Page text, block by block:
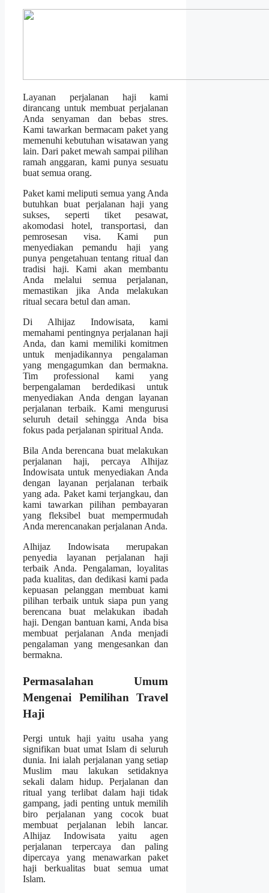
Layanan perjalanan haji kami
dirancang untuk membuat perjalanan
Anda senyaman dan bebas stres.
Kami tawarkan bermacam paket yang
memenuhi kebutuhan wisatawan yang
lain. Dari paket mewah sampai pilihan
ramah anggaran, kami punya sesuatu
buat semua orang.
Paket kami meliputi semua yang Anda
butuhkan buat perjalanan haji yang
sukses, seperti tiket pesawat,
akomodasi hotel, transportasi, dan
pemrosesan visa. Kami pun
menyediakan pemandu haji yang
punya pengetahuan tentang ritual dan
tradisi haji. Kami akan membantu
Anda melalui semua perjalanan,
memastikan jika Anda melakukan
ritual secara betul dan aman.
Di Alhijaz Indowisata, kami
memahami pentingnya perjalanan haji
Anda, dan kami memiliki komitmen
untuk menjadikannya pengalaman
yang mengagumkan dan bermakna.
Tim professional kami yang
berpengalaman berdedikasi untuk
menyediakan Anda dengan layanan
perjalanan terbaik. Kami mengurusi
seluruh detail sehingga Anda bisa
fokus pada perjalanan spiritual Anda.
Bila Anda berencana buat melakukan
perjalanan haji, percaya Alhijaz
Indowisata untuk menyediakan Anda
dengan layanan perjalanan terbaik
yang ada. Paket kami terjangkau, dan
kami tawarkan pilihan pembayaran
yang fleksibel buat mempermudah
Anda merencanakan perjalanan Anda.
Alhijaz Indowisata merupakan
penyedia layanan perjalanan haji
terbaik Anda. Pengalaman, loyalitas
pada kualitas, dan dedikasi kami pada
kepuasan pelanggan membuat kami
pilihan terbaik untuk siapa pun yang
berencana buat melakukan ibadah
haji. Dengan bantuan kami, Anda bisa
membuat perjalanan Anda menjadi
pengalaman yang mengesankan dan
bermakna.
Permasalahan Umum
Mengenai Pemilihan Travel
Haji
Pergi untuk haji yaitu usaha yang
signifikan buat umat Islam di seluruh
dunia. Ini ialah perjalanan yang setiap
Muslim mau lakukan setidaknya
sekali dalam hidup. Perjalanan dan
ritual yang terlibat dalam haji tidak
gampang, jadi penting untuk memilih
biro perjalanan yang cocok buat
membuat perjalanan lebih lancar.
Alhijaz Indowisata yaitu agen
perjalanan terpercaya dan paling
dipercaya yang menawarkan paket
haji berkualitas buat semua umat
Islam.